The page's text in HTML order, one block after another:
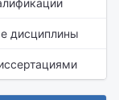
дисциплины